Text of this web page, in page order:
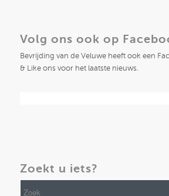
Volg ons ook op
Bevrijding van de Veluwe heeft ook een
& Like ons voor het laatste nieuws.
Zoekt u iets?